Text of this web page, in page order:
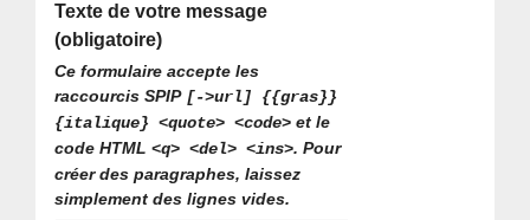
Texte de votre message
(obligatoire)
Ce formulaire accepte les
raccourcis SPIP [->url] {{gras}}
{italique} <quote> <code> et le
code HTML<q> <del> <ins>. Pour
créer des paragraphes, laissez
simplement des lignes vides.